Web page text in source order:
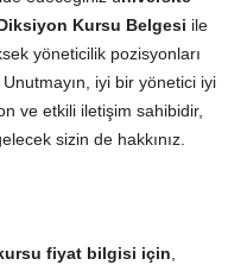
Kursu Belgesi ile
yöneticilik pozisyonları
Unutmayın, iyi bir yönetici iyi
ve etkili iletişim sahibidir,
sizin de hakkınız.
fiyat bilgisi için